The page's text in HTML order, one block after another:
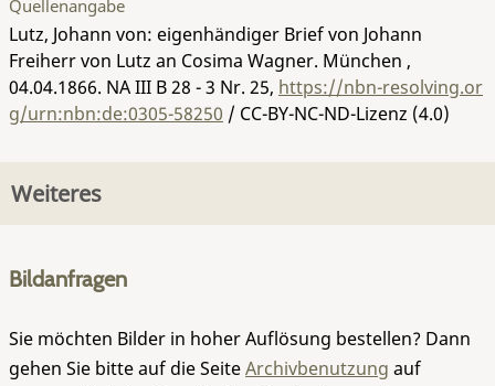
Quellenangabe
Lutz, Johann von: eigenhändiger Brief von Johann
Freiherr von Lutz an Cosima Wagner. München ,
04.04.1866. NA III B 28 - 3 Nr. 25, https://nbn-resolving.or
g/urn:nbn:de:0305-58250 / CC-BY-NC-ND-Lizenz (4.0)
Weiteres
Bildanfragen
Sie möchten Bilder in hoher Auflösung bestellen? Dann
gehen Sie bitte auf die SeiteArchivbenutzung auf